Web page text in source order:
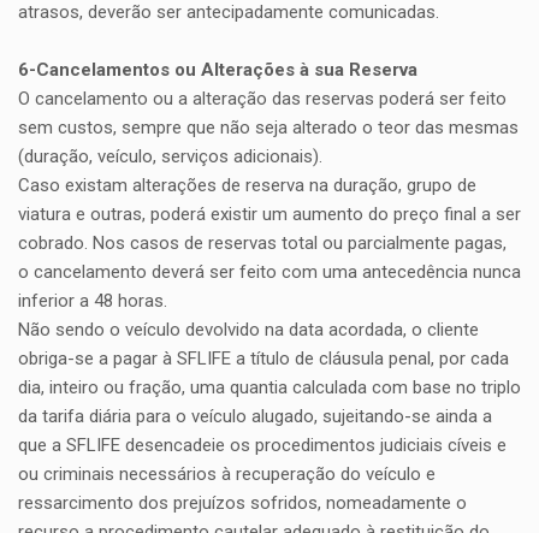
atrasos, deverão ser antecipadamente comunicadas.
6-Cancelamentos ou Alterações à sua Reserva
O cancelamento ou a alteração das reservas poderá ser feito
sem custos, sempre que não seja alterado o teor das mesmas
(duração, veículo, serviços adicionais).
Caso existam alterações de reserva na duração, grupo de
viatura e outras, poderá existir um aumento do preço final a ser
cobrado. Nos casos de reservas total ou parcialmente pagas,
o cancelamento deverá ser feito com uma antecedência nunca
inferior a 48 horas.
Não sendo o veículo devolvido na data acordada, o cliente
obriga-se a pagar à SFLIFE a título de cláusula penal, por cada
dia, inteiro ou fração, uma quantia calculada com base no triplo
da tarifa diária para o veículo alugado, sujeitando-se ainda a
que a SFLIFE desencadeie os procedimentos judiciais cíveis e
ou criminais necessários à recuperação do veículo e
ressarcimento dos prejuízos sofridos, nomeadamente o